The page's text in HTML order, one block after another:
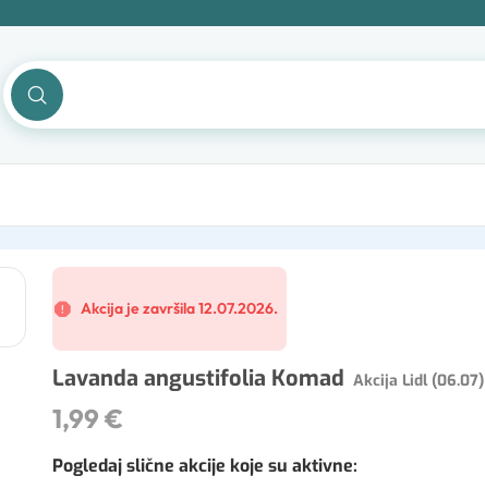
Akcija je završila 12.07.2026.
Lavanda angustifolia Komad Akcija Lidl (06.07)
1,99 €
Pogledaj slične akcije koje su aktivne: